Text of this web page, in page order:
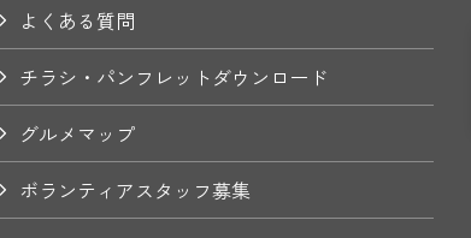
よくある質問
チラシ・パンフレットダウンロード
グルメマップ
ボランティアスタッフ募集